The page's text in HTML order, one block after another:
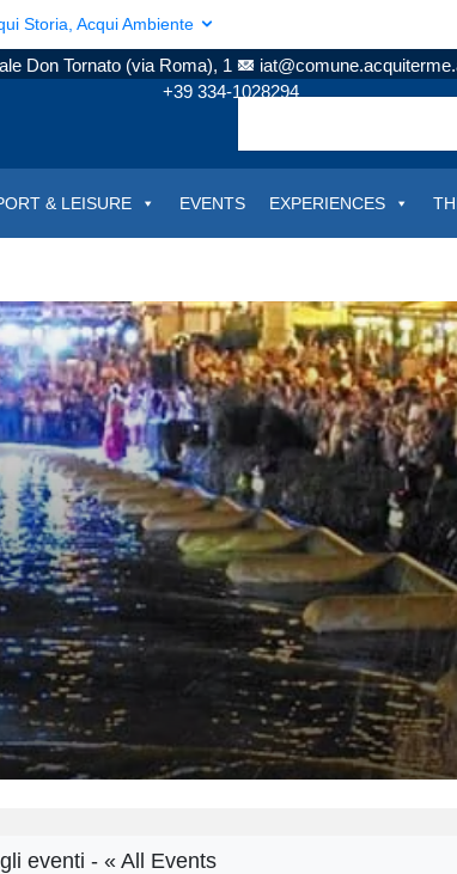
Storia, Acqui Ambiente
Don Tornato (via Roma), 1
+39 334-1028294
& LEISURE EVENTS EXPERIENCES
eventi - « All Events